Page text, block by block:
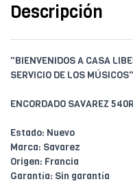
Descripción
"BIENVENIDOS A CASA
SERVICIO DE LOS MÚSICOS"
ENCORDADO SAVAREZ
Estado: Nuevo
Marca: Savarez
Origen: Francia
Garantía: Sin garantía